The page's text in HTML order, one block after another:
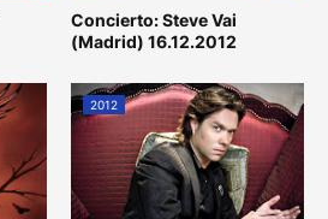
Concierto: Steve Vai
(Madrid) 16.12.2012
2012